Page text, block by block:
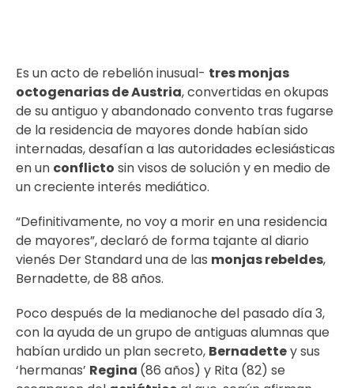
Es un acto de rebelión inusual- tres monjas
octogenarias de Austria, convertidas en okupas
de su antiguo y abandonado convento tras fugarse
de la residencia de mayores donde habían sido
internadas, desafían a las autoridades eclesiásticas
en un conflicto sin visos de solución y en medio de
un creciente interés mediático.
“Definitivamente, no voy a morir en una residencia
de mayores”, declaró de forma tajante al diario
vienés Der Standard una de las monjas rebeldes,
Bernadette, de 88 años.
Poco después de la medianoche del pasado día 3,
con la ayuda de un grupo de antiguas alumnas que
habían urdido un plan secreto, Bernadettey sus
‘hermanas’ Regina (86 años) y Rita (82) se